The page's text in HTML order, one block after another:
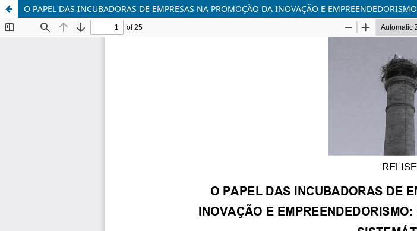
O PAPEL DAS INCUBADORAS DE EMPRESAS NA PROMOÇÃO DA INOVAÇÃO E EMPREENDEDORISMO